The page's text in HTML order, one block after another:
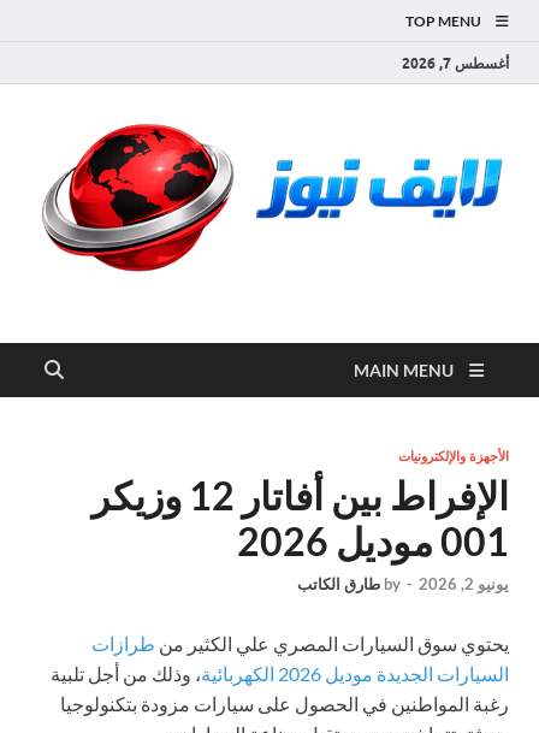
TOP MENU
أغسطس 7, 2026
لايف نيوز
MAIN MENU
الأجهزة والإلكترونيات
الإفراط بين أفاتار 12 وزيكر
001 موديل 2026
يونيو 2, 2026 -
by طارق الكاتب
يحتوي سوق السيارات المصري علي الكثير من طرازات
السيارات الجديدة موديل 2026 الكهربائية
، وذلك من أجل تلبية
رغبة المواطنين في الحصول على سيارات مزودة بتكنولوجيا